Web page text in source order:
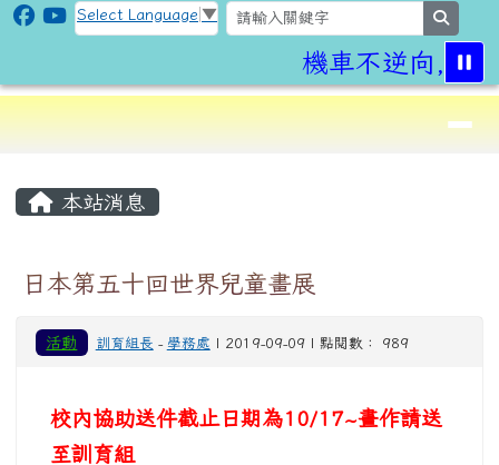
跳至主內容區
CLPS Site
Select Language ▼
機車不逆向,行
⏸
導覽列
本站消息
日本第五十回世界兒童畫展
活動 訓育組長 - 學務處 | 2019-09-09 | 點閱數： 989
校內協助送件截止日期為10/17~畫作請送
至訓育組